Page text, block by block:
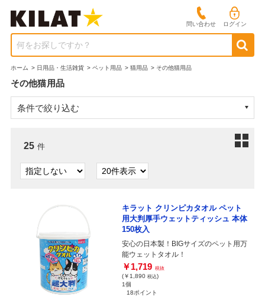
問い合わせ ログイン
何をお探しですか？
ホーム > 日用品・生活雑貨 > ペット用品 > 猫用品 > その他猫用品
その他猫用品
条件で絞り込む
25 件
キラット クリンピカタオル ペット
用大判厚手ウェットティッシュ 本体
150枚入
安心の日本製！BIGサイズのペット用万
能ウェットタオル！
￥1,719 税抜
(￥1,890 税込)
1個
18ポイント